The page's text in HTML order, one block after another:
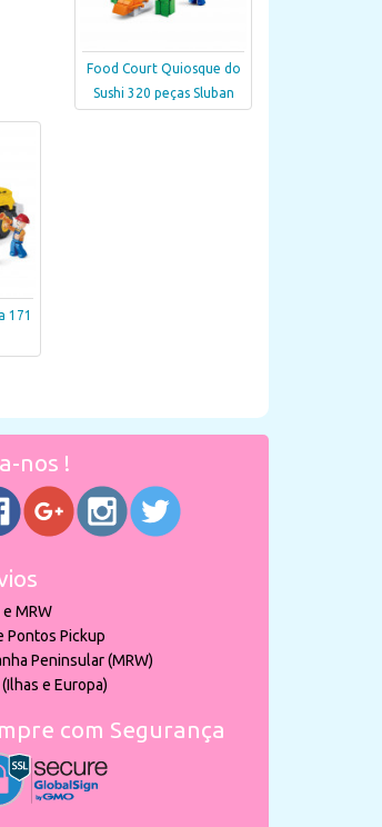
Food Court Quiosque do
Sushi 320 peças Sluban
171
nos !
e MRW
Pontos Pickup
Peninsular (MRW)
e Europa)
com Segurança